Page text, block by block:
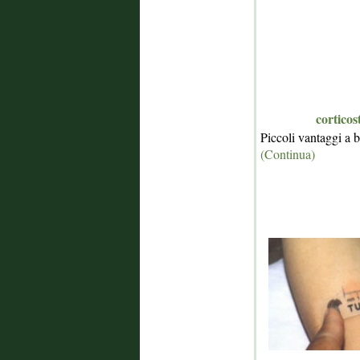
Piccoli vantaggi a
(Continua)